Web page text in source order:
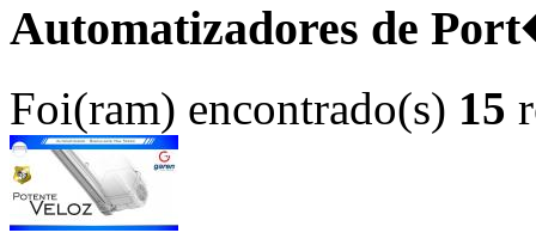
Automatizadores de
Foi(ram) encontrado(s) 15